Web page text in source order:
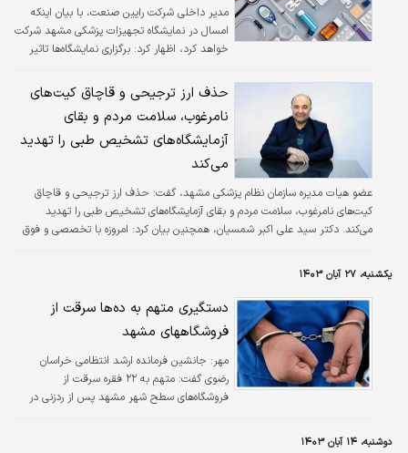
مشهد و خراسان رضوی فراهم کند که این امر با
جذب بیشتر گردشگران حوزه سلامت در منطقه
سبب رونق توریسم سلامت و کسب وکارهای مرتبط
مدیر داخلی شرکت رایین صنعت، با بیان اینکه
امسال در نمایشگاه تجهیزات پزشکی مشهد شرکت
خواهد کرد، اظهار کرد: برگزاری نمایشگاه‌ها تاثیر
تاکنون در هر نمایشگاهی که شرکت کردیم استقبال
خوبی از آن صورت گرفته است. فرزاد جعفری
گفت: از تولیدات شاخص این شرکت علاوه بر
تورنیکت‌های دیجیتالی که یکی از پرکاربردترین
دستگاه‌ها در اتاق‌های عمل جنرال و ارتوپدی
محسوب می‌شود، ساخت تورنیکت آمبولانسی
است که علاوه بر ثبت اختراع، موفق به ثبت پتنت
در امریکا گردیده و با مکانیسم و…
حذف ارز ترجیحی و قاچاق کیت‌های
نامرغوب، سلامت مردم و بقای
آزمایشگاه‌های تشخیص طبی را تهدید
می‌کند
عضو هیات مدیره سازمان نظام پزشکی مشهد، گفت: حذف ارز ترجیحی و قاچاق
کیت‌های نامرغوب، سلامت مردم و بقای آزمایشگاه‌های تشخیص طبی را تهدید
می‌کند. دکتر سید علی اکبر شمسیان، همچنین بیان کرد: امروزه با تخصصی و فوق
اهمیت پیدا کرده است و تشخیص دقیق در گرو مواد و کیت‌های آزمایشگاهی مرغوب
است، کمبود یا نبود کیت‌های تخصصی و تأخیر در تأمین آنها و در موارد قابل
توجهی، قاچاق کیت‌های نامرغوب با ضریب خطا و درجه حساسیت غیراستاندارد،…
یکشنبه، ۲۷ آبان ۱۴۰۳
دستگیری متهم به ده‌ها سرقت از
فروشگاههای مشهد
مهر: جانشین فرمانده ارشد انتظامی خراسان
رضوی گفت: متهم به ۲۲ فقره سرقت از
فروشگاه‌های سطح شهر مشهد پس از ردزنی در
دوشنبه، ۱۴ آبان ۱۴۰۳